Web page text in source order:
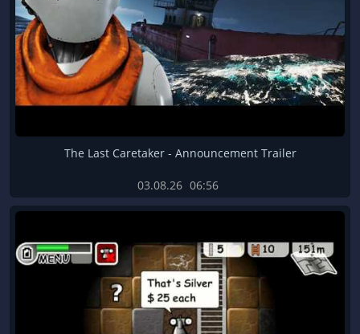
The Last Caretaker - Announcement Trailer
03.08.26 06:56